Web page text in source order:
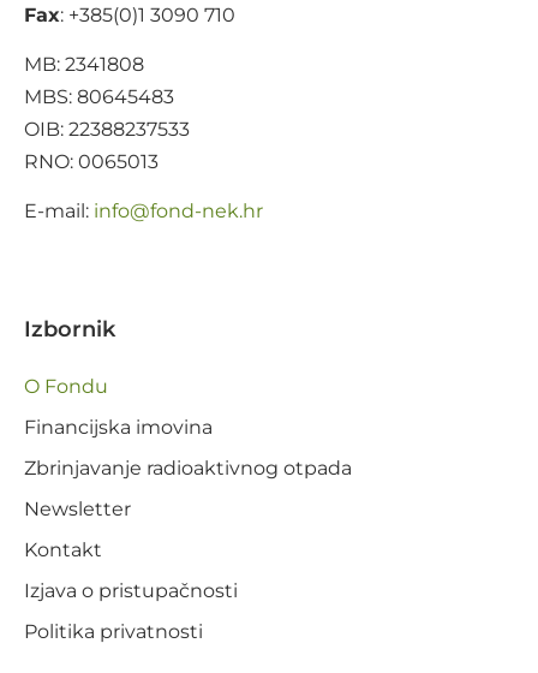
Fax: +385(0)1 3090 710
MB: 2341808
MBS: 80645483
OIB: 22388237533
RNO: 0065013
E-mail: rh.ken-dnof
@ofni
Izbornik
O Fondu
Financijska imovina
Zbrinjavanje radioaktivnog otpada
Newsletter
Kontakt
Izjava o pristupačnosti
Politika privatnosti